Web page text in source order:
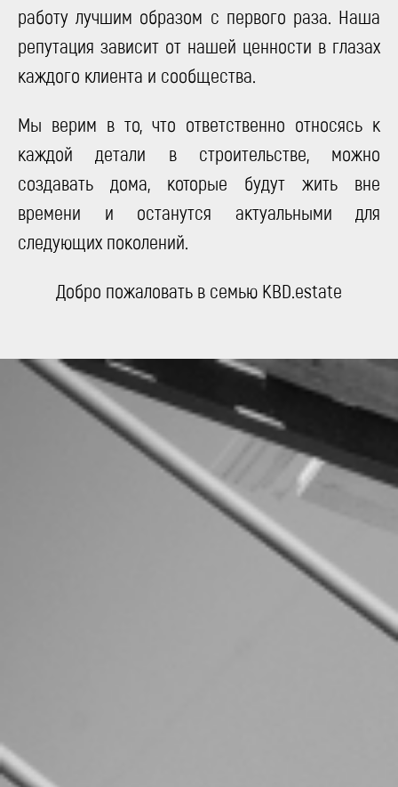
работу лучшим образом с первого раза. Наша
репутация зависит от нашей ценности в глазах
каждого клиента и сообщества.
Мы верим в то, что ответственно относясь к
каждой детали в строительстве, можно
создавать дома, которые будут жить вне
времени и останутся актуальными для
следующих поколений.
Добро пожаловать в семью KBD.estate